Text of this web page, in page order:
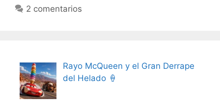
2 comentarios
Rayo McQueen y el Gran Derrape
del Helado 🍦